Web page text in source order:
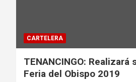
CARTELERA
TENANCINGO: Realizará
Feria del Obispo 2019